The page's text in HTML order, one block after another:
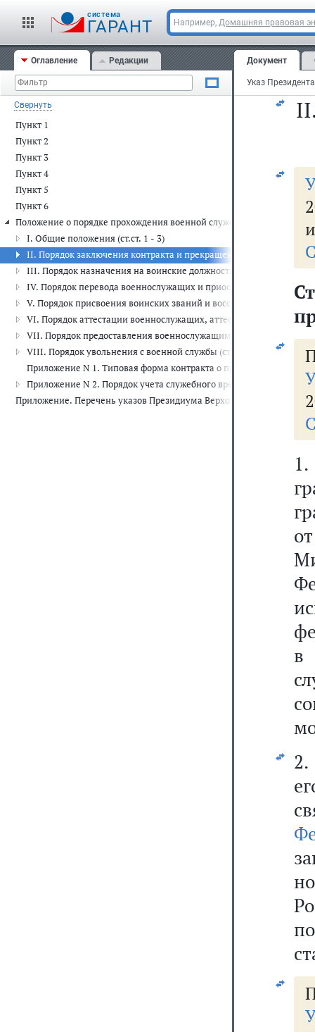
cистема
ГАРАНТ Например, Домашняя правовая
Оглавление Редакции
Свернуть
Пункт 1
Пункт 2
Пункт 3
Пункт 4
Пункт 5
Пункт 6
Положение о порядке прохождения военной службы
I. Общие положения (ст.ст. 1 - 3)
II. Порядок заключения контракта и прекращения его действия
III. Порядок назначения на воинские должности, возложения
IV. Порядок перевода военнослужащих и приостановления им
V. Порядок присвоения воинских званий и восстановления в
VI. Порядок аттестации военнослужащих, аттестационные
VII. Порядок предоставления военнослужащим отпусков (ст. ст. 28
VIII. Порядок увольнения с военной службы (ст. 34)
Приложение N 1. Типовая форма контракта о прохождении
Приложение N 2. Порядок учета служебного времени и
Приложение. Перечень указов Президиума Верховного Совета
Документ
8.
в